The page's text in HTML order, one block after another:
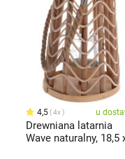
4,5 4x u
Drewniana latarnia
Wave naturalny, 18,5